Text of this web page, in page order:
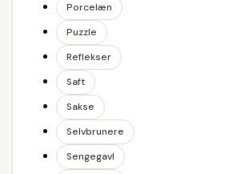
Porcelæn
Puzzle
Reflekser
Saft
Sakse
Selvbrunere
Sengegavl